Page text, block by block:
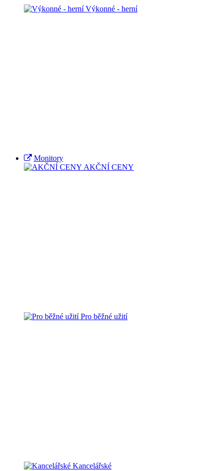
Výkonné - herní
Monitory
AKČNÍ CENY
Pro běžné užití
Kancelářské